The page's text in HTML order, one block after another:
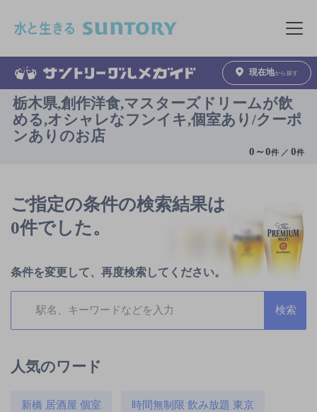
メニュ
現在地から探す
栃木県,創作洋食,マスターズドリームが飲
める,オシャレなフンイキ,個室あり/クーポ
ンありのお店
0 ～0件 ／0件
ご指定の条件の検索結果は
0件でした。
条件を変更して、再度検索してください。
人気のワード
新橋 居酒屋 個室 時間無制限 飲み放題 東京